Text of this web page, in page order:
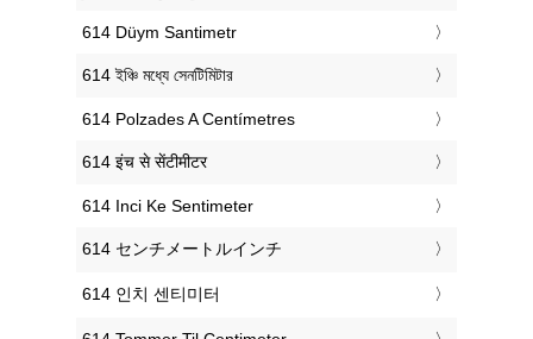
‎614 Düym Santimetr
‎614 ইঞ্চি মধ্যে সেনটিমিটার
‎614 Polzades A Centímetres
‎614 इंच से सेंटीमीटर
‎614 Inci Ke Sentimeter
‎614 センチメートルインチ
‎614 인치 센티미터